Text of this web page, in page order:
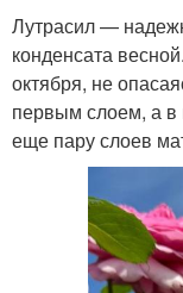
Лутрасил —
конденсата
октября, не
первым слоем, а в
еще пару слоев